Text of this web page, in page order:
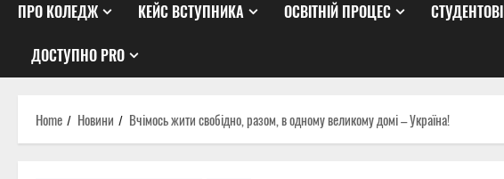
ПРО КОЛЕДЖ КЕЙС ВСТУПНИКА ОСВІТНІЙ ПРОЦЕС СТУДЕНТОВІ
ДОСТУПНО PRO
Home Новини Вчімось жити свобідно, разом, в одному великому домі – Україна!